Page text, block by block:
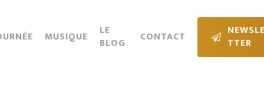
MUSIQUE
LE
BLOG
CONTACT NEWSLE
TTER